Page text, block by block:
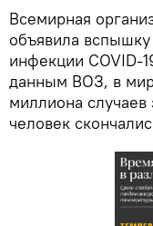
Всемирная
объявила
инфекции COVID-
данным ВОЗ, в
миллиона
человек